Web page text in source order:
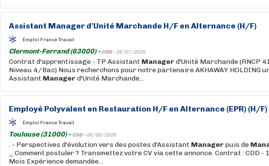
Assistant Manager d'Unité Marchande H/F en Alternance (H/F)
Emploi France Travail
Clermont-Ferrand (63000) - CDD - 28/07/2026
Contrat d'apprentissage - TP Assistant Manager d'Unité Marchande (RNCP
Niveau 4/Bac) Nous recherchons pour notre partenaire AKHAWAY HOLDING
Assistant Manager d'Unité Marchande...
Employé Polyvalent en Restauration H/F en Alternance (EPR) (H/F)
Emploi France Travail
Toulouse (31000) - CDD - 06/08/2026
. - Perspectives d'évolution vers des postes d'Assistant Manager puis de
_ Comment postuler ? Transmettez votre CV via cette annonce. Contrat : CDD -
Mois Expérience demandée...